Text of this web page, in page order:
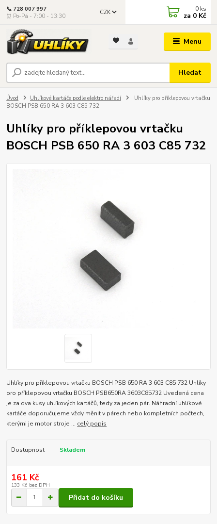
Menu
CZK
Hledat
📞 728 007 997
⏰ Po-Pá - 7:00 - 13:30
0 ks
za 0 Kč
Úvod Uhlíkové kartáče podle elektro nářadí
Uhlíky pro příklepovou vrtačku
BOSCH PSB 650 RA 3 603 C85 732
Uhlíky pro příklepovou vrtačku
BOSCH PSB 650 RA 3 603 C85 732
Uhlíky pro příklepovou vrtačku BOSCH PSB 650 RA 3 603 C85 732 Uhlíky
pro příklepovou vrtačku BOSCH PSB650RA 3603C85732 Uvedená cena
je za dva kusy uhlíkových kartáčů, tedy za jeden pár. Náhradní uhlíkové
kartáče doporučujeme vždy měnit v párech nebo kompletních počtech,
kterými je motor stroje ... celý popis
Dostupnost Skladem
161 Kč
133 Kč bez DPH
Přidat do košíku